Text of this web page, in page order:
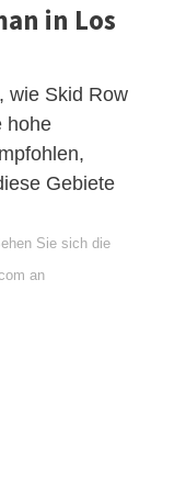
in Los
wie Skid Row
hohe
Gebiete
Sie sich die
an